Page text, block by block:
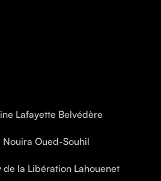
Lafayette Belvédère
Oued-Souhil
de la Libération Lahouenet